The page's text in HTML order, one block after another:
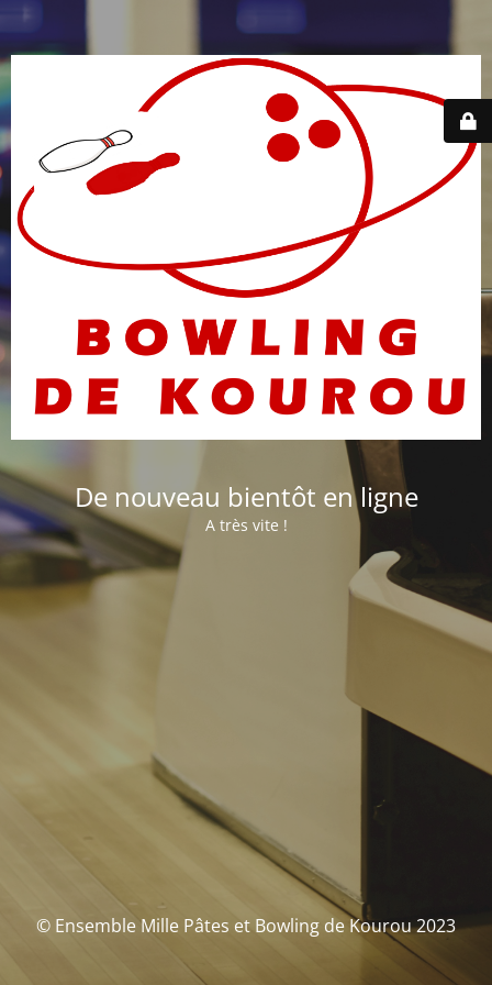
De nouveau bientôt en ligne
A très vite !
© Ensemble Mille Pâtes et Bowling de Kourou 2023